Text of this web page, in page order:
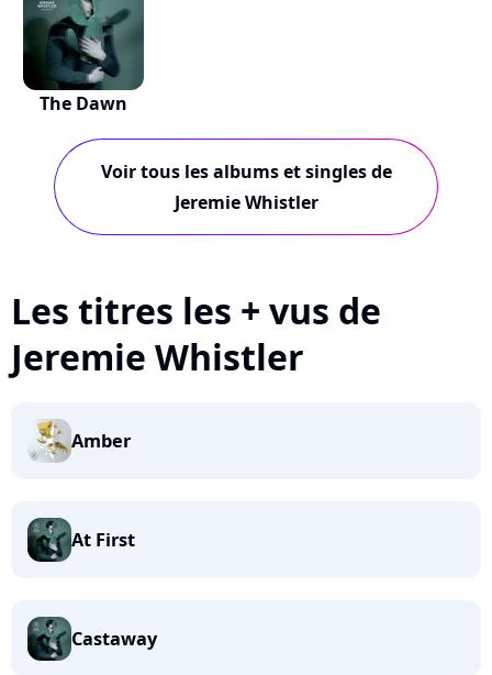
The Dawn
Voir tous les albums et singles de
Jeremie Whistler
Les titres les + vus de
Jeremie Whistler
Amber
At First
Castaway